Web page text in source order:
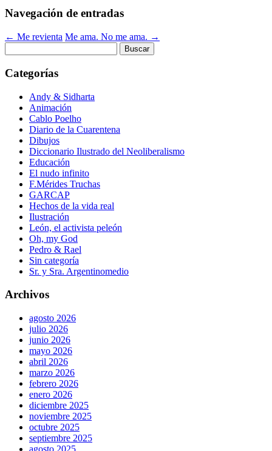
Navegación de entradas
← Me revienta Me ama. No me ama. →
Categorías
Andy & Sidharta
Animación
Cablo Poelho
Diario de la Cuarentena
Dibujos
Diccionario Ilustrado del Neoliberalismo
Educación
El nudo infinito
F.Mérides Truchas
GARCAP
Hechos de la vida real
Ilustración
León, el activista peleón
Oh, my God
Pedro & Rael
Sin categoría
Sr. y Sra. Argentinomedio
Archivos
agosto 2026
julio 2026
junio 2026
mayo 2026
abril 2026
marzo 2026
febrero 2026
enero 2026
diciembre 2025
noviembre 2025
octubre 2025
septiembre 2025
agosto 2025